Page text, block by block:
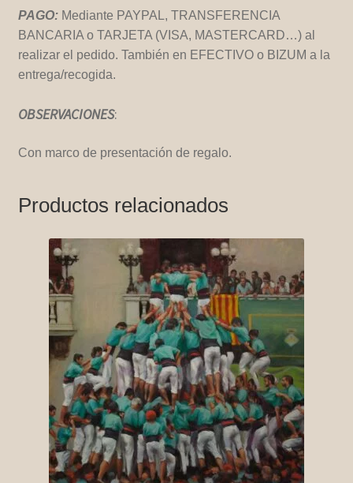
PAGO: Mediante PAYPAL, TRANSFERENCIA
BANCARIA o TARJETA (VISA, MASTERCARD…) al
realizar el pedido. También en EFECTIVO o BIZUM a la
entrega/recogida.
OBSERVACIONES:
Con marco de presentación de regalo.
Productos relacionados